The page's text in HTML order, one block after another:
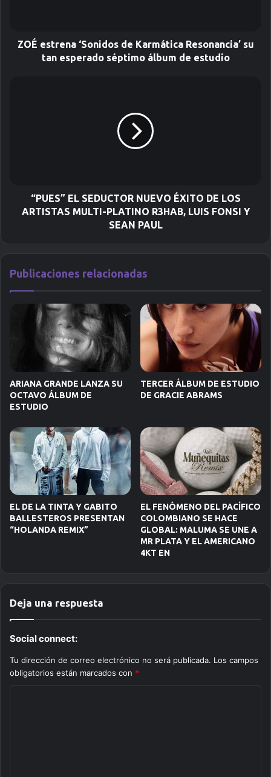
ZOÉ estrena ‘Sonidos de Karmática Resonancia’ su
tan esperado séptimo álbum de estudio
“PUES” EL SEDUCTOR NUEVO ÉXITO DE LOS
ARTISTAS MULTI-PLATINO R3HAB, LUIS FONSI Y
SEAN PAUL
Publicaciones relacionadas
ARIANA GRANDE LANZA SU
OCTAVO ÁLBUM DE
ESTUDIO
TERCER ÁLBUM DE ESTUDIO
DE GRACIE ABRAMS
EL DE LA TINTA Y GABITO
BALLESTEROS PRESENTAN
“HOLANDA REMIX”
EL FENÓMENO DEL PACÍFICO
COLOMBIANO SE HACE
GLOBAL: MALUMA SE UNE A
MR PLATA Y EL AMERICANO
4KT EN
Deja una respuesta
Social connect:
Tu dirección de correo electrónico no será publicada. Los campos
obligatorios están marcados con *